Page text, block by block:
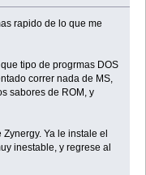
rapido de lo que me
tipo de progrmas DOS
correr nada de MS,
sabores de ROM, y
Ya le instale el
inestable, y regrese al